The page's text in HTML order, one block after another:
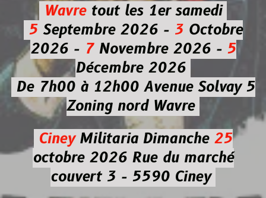
Wavretout les 1er samedi
5Septembre 2026 - 3Octobre
2026 -7Novembre 2026 - 5
Décembre 2026
De 7h00 à 12h00 Avenue Solvay 5
Zoning nord Wavre
CineyMilitaria Dimanche 25
octobre 2026Rue du marché
couvert 3 - 5590 Ciney